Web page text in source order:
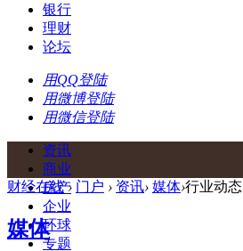
银行
理财
论坛
用QQ登陆
用微博登陆
用微信登陆
资讯
商业
房产
企业
环球
专题
财经在线 › 门户 › 资讯› 媒体›行业动态
媒体